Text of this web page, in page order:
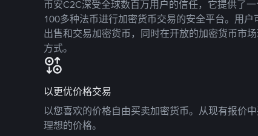
币安C2C深受全球数百万用户的信任，它提供了
100多种法币进行加密货币交易的安全平台。用户
出售和交易加密货币，同时在开放的加密货币市
方式。
以更优价格交易
以您喜欢的价格自由买卖加密货币。从现有报价
理想的价格。